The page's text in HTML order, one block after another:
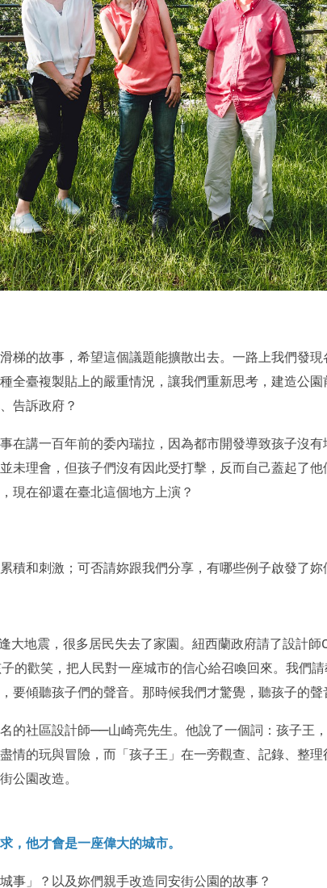
梯的故事，希望這個議題能擴散出去。一路上我們發
全臺複製貼上的嚴重情況，讓我們重新思考，建造公
告訴政府？
在講一百年前的委內瑞拉，因為都市開發導致孩子沒
未理會，但孩子們沒有因此受打擊，反而自己蓋起了
現在卻還在臺北這個地方上演？
積和刺激；可否請妳跟我們分享，有哪些例子啟發了妳
地震，很多居民失去了家園。紐西蘭政府請了設計
的歡笑，把人民對一座城市的信心給召喚回來。我們
要傾聽孩子們的聲音。那時候我們才驚覺，聽孩子的聲
的社區設計師──山崎亮先生。他說了一個詞：孩子王
情的玩與冒險，而「孩子王」在一旁觀查、記錄、整
公園改造。
，他才會是一座偉大的城市。
事」？以及妳們親手改造同安街公園的故事？